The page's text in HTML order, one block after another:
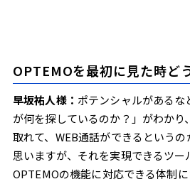
OPTEMOを最初に見た時ど
早坂祐人様： ポテンシャルがある
が何を探しているのか？」がわかり
取れて、WEB通話ができるという
思いますが、それを実現できるツー
OPTEMOの機能に対応できる体制